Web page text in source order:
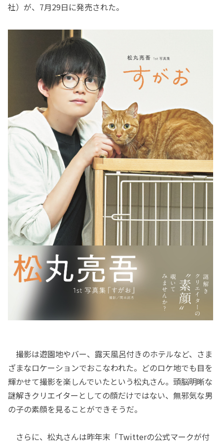
社）が、7月29日に発売された。
撮影は遊園地やバー、露天風呂付きのホテルなど、さま
ざまなロケーションでおこなわれた。どのロケ地でも目を
輝かせて撮影を楽しんでいたという松丸さん。頭脳明晰な
謎解きクリエイターとしての顔だけではない、無邪気な男
の子の素顔を見ることができそうだ。
さらに、松丸さんは昨年末「Twitterの公式マークが付